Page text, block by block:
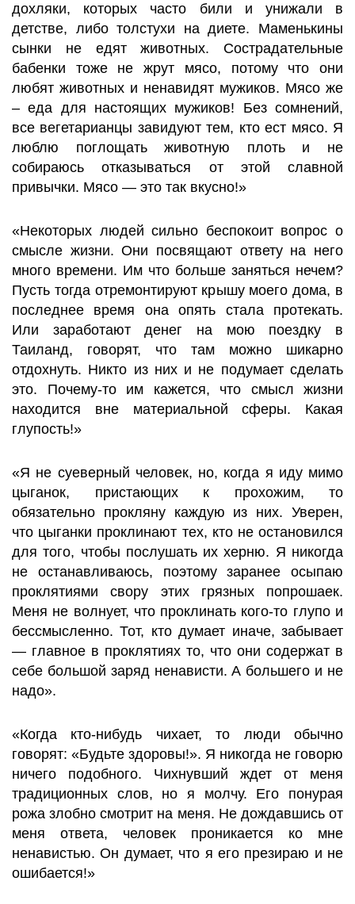
дохляки, которых часто били и унижали в
детстве, либо толстухи на диете. Маменькины
сынки не едят животных. Сострадательные
бабенки тоже не жрут мясо, потому что они
любят животных и ненавидят мужиков. Мясо же
– еда для настоящих мужиков! Без сомнений,
все вегетарианцы завидуют тем, кто ест мясо. Я
люблю поглощать животную плоть и не
собираюсь отказываться от этой славной
привычки. Мясо — это так вкусно!»
«Некоторых людей сильно беспокоит вопрос о
смысле жизни. Они посвящают ответу на него
много времени. Им что больше заняться нечем?
Пусть тогда отремонтируют крышу моего дома, в
последнее время она опять стала протекать.
Или заработают денег на мою поездку в
Таиланд, говорят, что там можно шикарно
отдохнуть. Никто из них и не подумает сделать
это. Почему-то им кажется, что смысл жизни
находится вне материальной сферы. Какая
глупость!»
«Я не суеверный человек, но, когда я иду мимо
цыганок, пристающих к прохожим, то
обязательно прокляну каждую из них. Уверен,
что цыганки проклинают тех, кто не остановился
для того, чтобы послушать их херню. Я никогда
не останавливаюсь, поэтому заранее осыпаю
проклятиями свору этих грязных попрошаек.
Меня не волнует, что проклинать кого-то глупо и
бессмысленно. Тот, кто думает иначе, забывает
— главное в проклятиях то, что они содержат в
себе большой заряд ненависти. А большего и не
надо».
«Когда кто-нибудь чихает, то люди обычно
говорят: «Будьте здоровы!». Я никогда не говорю
ничего подобного. Чихнувший ждет от меня
традиционных слов, но я молчу. Его понурая
рожа злобно смотрит на меня. Не дождавшись от
меня ответа, человек проникается ко мне
ненавистью. Он думает, что я его презираю и не
ошибается!»